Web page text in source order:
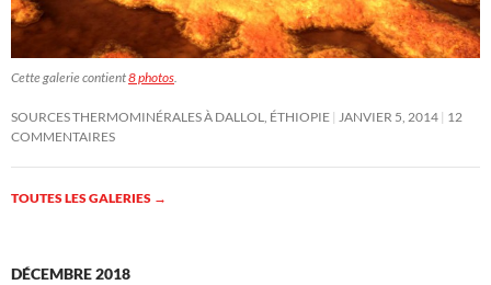
Cette galerie contient8 photos.
SOURCES THERMOMINÉRALES À DALLOL, ÉTHIOPIE JANVIER 5, 2014 12
COMMENTAIRES
TOUTES LES GALERIES →
DÉCEMBRE 2018